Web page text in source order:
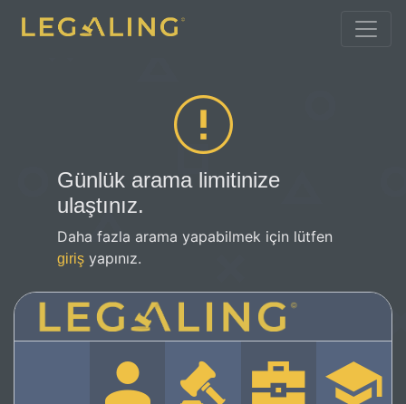
Günlük arama limitinize
ulaştınız.
Daha fazla arama yapabilmek için lütfen
giriş yapınız.